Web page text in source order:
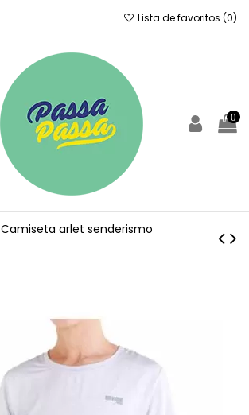
Lista de favoritos (0)
0
Camiseta arlet senderismo